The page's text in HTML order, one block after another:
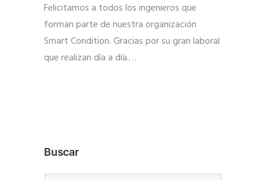
Felicitamos a todos los ingenieros que
forman parte de nuestra organización
Smart Condition. Gracias por su gran laboral
que realizan día a día.…
Buscar